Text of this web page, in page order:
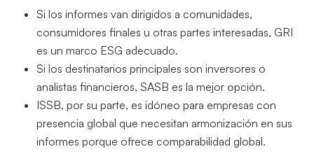
Si los informes van dirigidos a comunidades,
consumidores finales u otras partes interesadas, GRI
es un marco ESG adecuado.
Si los destinatarios principales son inversores o
analistas financieros, SASB es la mejor opción.
ISSB, por su parte, es idóneo para empresas con
presencia global que necesitan armonización en sus
informes porque ofrece comparabilidad global.